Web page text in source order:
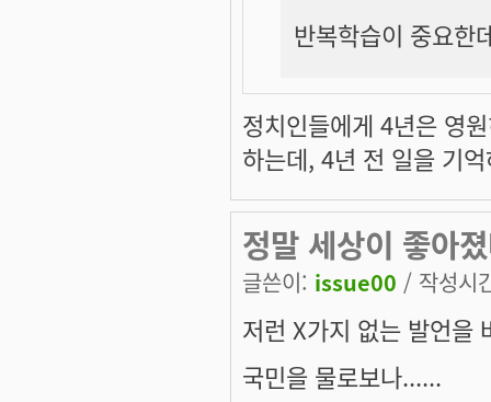
반복학습이 중요한
정치인들에게 4년은 영
하는데, 4년 전 일을 기
정말 세상이 좋아
글쓴이: issue00 / 작성시
저런 X가지 없는 발언을
국민을 물로보나......